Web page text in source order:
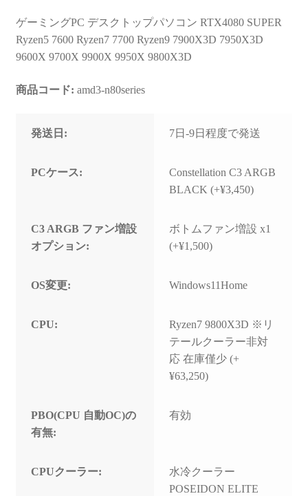
ゲーミングPC デスクトップパソコン RTX4080 SUPER
Ryzen5 7600 Ryzen7 7700 Ryzen9 7900X3D 7950X3D
9600X 9700X 9900X 9950X 9800X3D
商品コード: amd3-n80series
発送日: 7日-9日程度で発送
PCケース:
Constellation C3 ARGB
BLACK (+¥3,450)
C3 ARGB ファン増設
オプション:
ボトムファン増設 x1
(+¥1,500)
OS変更: Windows11Home
CPU:
Ryzen7 9800X3D ※リ
テールクーラー非対
応 在庫僅少 (+
¥63,250)
PBO(CPU 自動OC)の
有無:
有効
CPUクーラー:
水冷クーラー
POSEIDON ELITE